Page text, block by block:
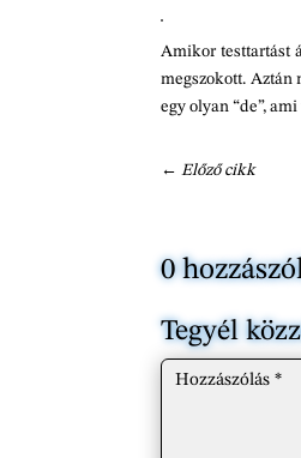
Amikor testtartást
megszokott. Aztán
egy olyan “de”,
← Előző cikk
0
Tegyél